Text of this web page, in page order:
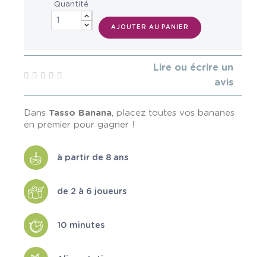
Quantité
AJOUTER AU PANIER
Lire ou écrire un
avis
Dans Tasso Banana, placez toutes vos bananes
en premier pour gagner !
à partir de 8 ans
de 2 à 6 joueurs
10 minutes